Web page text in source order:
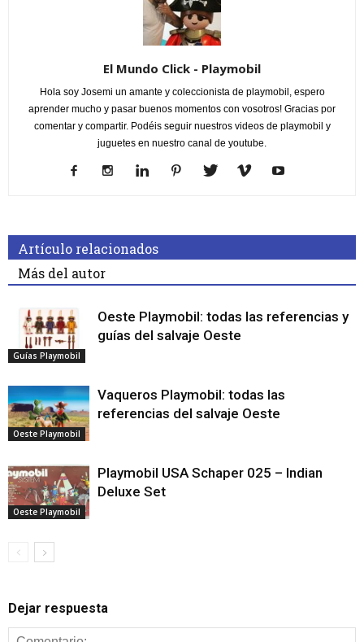
El Mundo Click - Playmobil
Hola soy Josemi un amante y coleccionista de playmobil, espero
aprender mucho y pasar buenos momentos con vosotros! Gracias por
comentar y compartir. Podéis seguir nuestros videos de playmobil y
juguetes en nuestro canal de youtube.
Artículo relacionados
Más del autor
Guías Playmobil
Oeste Playmobil: todas las referencias y
guías del salvaje Oeste
Oeste Playmobil
Vaqueros Playmobil: todas las
referencias del salvaje Oeste
Oeste Playmobil
Playmobil USA Schaper 025 – Indian
Deluxe Set
Dejar respuesta